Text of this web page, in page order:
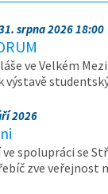
srpna 2026 18:00
ve Velkém
výstavě
2026
spolupráci se
zve veřejnost